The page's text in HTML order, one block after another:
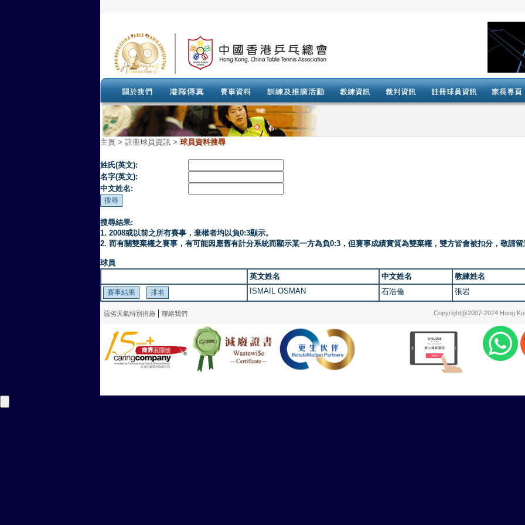
主頁 > 註冊球員資訊 > 球員資料搜尋
姓氏(英文):
名字(英文):
中文姓名:
搜尋結果:
1. 2008或以前之所有賽事，棄權者均以負0:3顯示。
2. 而有關雙棄權之賽事，有可能因應舊有計分系統而顯示某一方為負0:3，但賽事成績實質為雙棄權，雙方皆會被扣分，敬請留
球員
英文姓名
中文姓名
教練姓名
ISMAIL OSMAN
石浩倫 張岩